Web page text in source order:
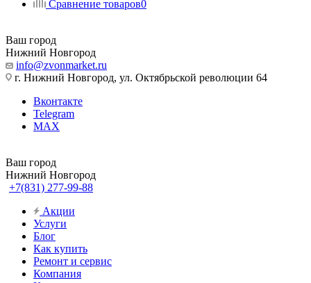
Сравнение товаров0
Ваш город
Нижний Новгород
info@zvonmarket.ru
г. Нижний Новгород, ул. Октябрьской революции 64
Вконтакте
Telegram
MAX
Ваш город
Нижний Новгород
+7(831) 277-99-88
Акции
Услуги
Блог
Как купить
Ремонт и сервис
Компания